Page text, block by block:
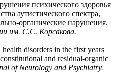
психического здоровья
аутистического спектра,
органические нарушения.
им. С.С. Корсакова.
disorders in the first years
and residual-organic
of Neurology and Psychiatry.